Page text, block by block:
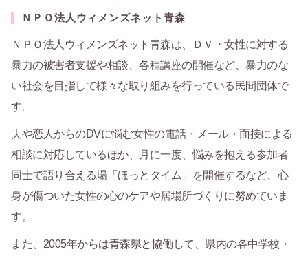
ＮＰＯ法人ウィメンズネット青森
ＮＰＯ法人ウィメンズネット青森は、ＤＶ・女性に対する
暴力の被害者支援や相談、各種講座の開催など、暴力のな
い社会を目指して様々な取り組みを行っている民間団体で
す。
夫や恋人からのDVに悩む女性の電話・メール・面接による
相談に対応しているほか、月に一度、悩みを抱える参加者
同士で語り合える場「ほっとタイム」を開催するなど、心
身が傷ついた女性の心のケアや居場所づくりに努めていま
す。
また、2005年からは青森県と協働して、県内の各中学校・